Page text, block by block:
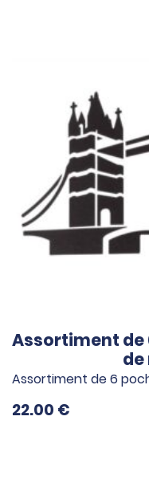
Assortiment de
de
Assortiment de 6
22.00 €